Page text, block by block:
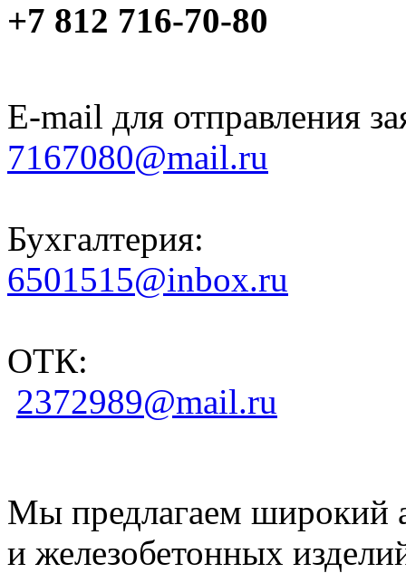
+7 812 716-70-80
E-mail для отправления
7167080@mail.ru
Бухгалтерия:
6501515@inbox.ru
ОТК:
2372989@mail.ru
Мы предлагаем широкий
и железобетонных